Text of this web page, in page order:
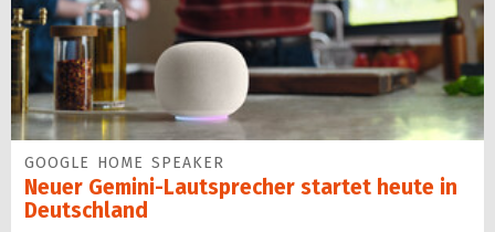
GOOGLE HOME SPEAKER
Neuer Gemini-Laut­spre­cher startet heu­te in
Deutschland